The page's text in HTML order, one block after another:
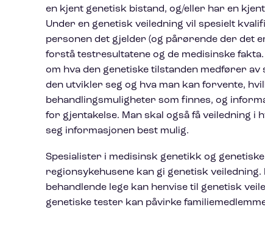
en kjent genetisk bistand, og/eller har en
Under en genetisk veiledning vil spesielt
personen det gjelder (og pårørende der det
forstå testresultatene og de medisinske
om hva den genetiske tilstanden medfører
den utvikler seg og hva man kan forvente,
behandlingsmuligheter som finnes, og
for gjentakelse. Man skal også få veiledning i
seg informasjonen best mulig.
Spesialister i medisinsk genetikk og
regionsykehusene kan gi genetisk veiledning.
behandlende lege kan henvise til genetisk
genetiske tester kan påvirke